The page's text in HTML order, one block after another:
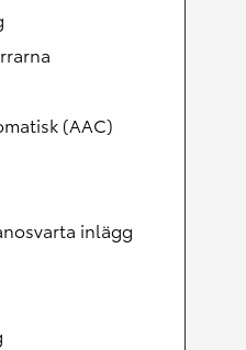
(AAC)
inlägg